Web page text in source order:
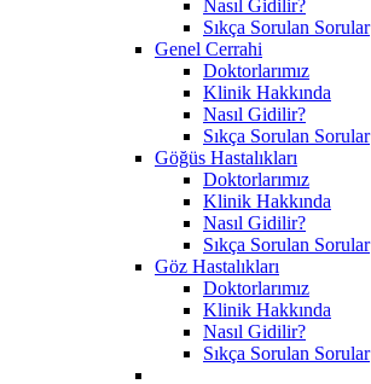
Nasıl Gidilir?
Sıkça Sorulan Sorular
Genel Cerrahi
Doktorlarımız
Klinik Hakkında
Nasıl Gidilir?
Sıkça Sorulan Sorular
Göğüs Hastalıkları
Doktorlarımız
Klinik Hakkında
Nasıl Gidilir?
Sıkça Sorulan Sorular
Göz Hastalıkları
Doktorlarımız
Klinik Hakkında
Nasıl Gidilir?
Sıkça Sorulan Sorular